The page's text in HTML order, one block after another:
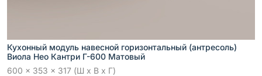
Кухонный модуль навесной горизонтальный (антресоль)
Виола Нео Кантри Г-600 Матовый
600 x 353 x 317 (Ш x В x Г)